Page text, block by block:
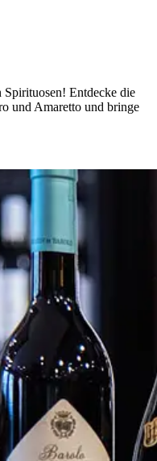
Spirituosen! Entdecke die
und Amaretto und bringe